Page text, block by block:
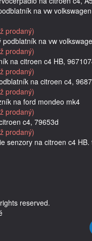
na vw
prodaný)
podblatník na vw
prodaný)
na citroen c4 HB,
prodaný)
na citroen c4,
prodaný)
na ford mondeo mk4
prodaný)
c4, 79653d
prodaný)
senzory na citroen c4 HB.
reserved.